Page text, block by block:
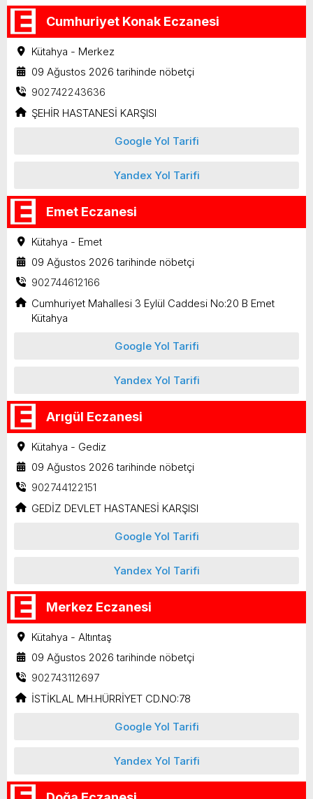
Cumhuriyet Konak Eczanesi
Kütahya - Merkez
09 Ağustos 2026 tarihinde nöbetçi
902742243636
ŞEHİR HASTANESİ KARŞISI
Google Yol Tarifi
Yandex Yol Tarifi
Emet Eczanesi
Kütahya - Emet
09 Ağustos 2026 tarihinde nöbetçi
902744612166
Cumhuriyet Mahallesi 3 Eylül Caddesi No:20 B Emet
Kütahya
Google Yol Tarifi
Yandex Yol Tarifi
Arıgül Eczanesi
Kütahya - Gediz
09 Ağustos 2026 tarihinde nöbetçi
902744122151
GEDİZ DEVLET HASTANESİ KARŞISI
Google Yol Tarifi
Yandex Yol Tarifi
Merkez Eczanesi
Kütahya - Altıntaş
09 Ağustos 2026 tarihinde nöbetçi
902743112697
İSTİKLAL MH.HÜRRİYET CD.NO:78
Google Yol Tarifi
Yandex Yol Tarifi